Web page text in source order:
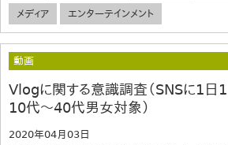
メディア エンターテインメント
動画
Vlogに関する意識調査（SNSに1日
10代～40代男女対象）
2020年04月03日